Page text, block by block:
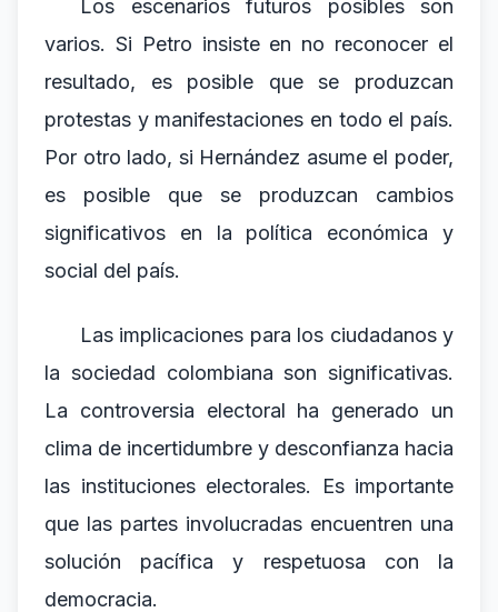
Los escenarios futuros posibles son
varios. Si Petro insiste en no reconocer el
resultado, es posible que se produzcan
protestas y manifestaciones en todo el país.
Por otro lado, si Hernández asume el poder,
es posible que se produzcan cambios
significativos en la política económica y
social del país.
Las implicaciones para los ciudadanos y
la sociedad colombiana son significativas.
La controversia electoral ha generado un
clima de incertidumbre y desconfianza hacia
las instituciones electorales. Es importante
que las partes involucradas encuentren una
solución pacífica y respetuosa con la
democracia.